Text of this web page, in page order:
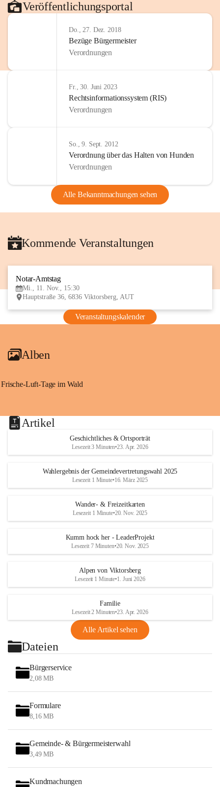
Veröffentlichungsportal
Do., 27. Dez. 2018
Bezüge Bürgermeister
Verordnungen
Fr., 30. Juni 2023
Rechtsinformationssystem (RIS)
Verordnungen
So., 9. Sept. 2012
Verordnung über das Halten von Hunden
Verordnungen
Alle Bekanntmachungen sehen
Kommende Veranstaltungen
Notar-Amtstag
Mi., 11. Nov., 15:30
Hauptstraße 36, 6836 Viktorsberg, AUT
Veranstaltungskalender
Alben
Frische-Luft-Tage im Wald
Artikel
Geschichtliches & Ortsporträt
Lesezeit 3 Minuten•23. Apr. 2026
Wahlergebnis der Gemeindevertretungswahl 2025
Lesezeit 1 Minute•16. März 2025
Wander- & Freizeitkarten
Lesezeit 1 Minute•20. Nov. 2025
Kumm hock her - LeaderProjekt
Lesezeit 7 Minuten•20. Nov. 2025
Alpen von Viktorsberg
Lesezeit 1 Minute•1. Juni 2026
Familie
Lesezeit 2 Minuten•23. Apr. 2026
Alle Artikel sehen
Dateien
Bürgerservice
2,08 MB
Formulare
8,16 MB
Gemeinde- & Bürgermeisterwahl
3,49 MB
Kundmachungen